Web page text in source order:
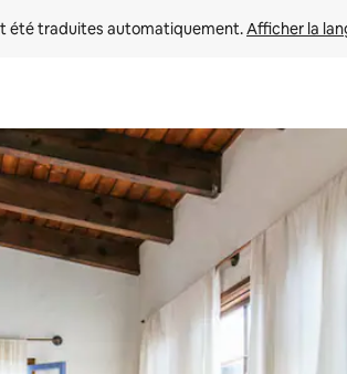
été traduites automatiquement. Afficher la